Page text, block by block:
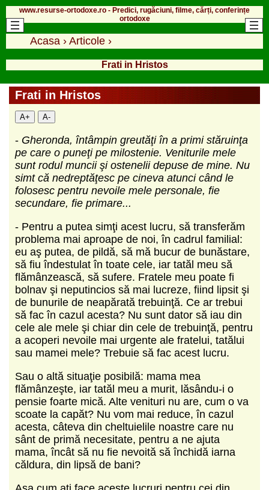
www.resurse-ortodoxe.ro - Predici, rugăciuni, filme, cărți, conferințe
ortodoxe
Acasa › Articole ›
Frati in Hristos
Frati in Hristos
A+ A-
- Gheronda, întâmpin greutăţi în a primi stăruinţa
pe care o puneţi pe milostenie. Veniturile mele
sunt rodul muncii şi ostenelii depuse de mine. Nu
simt că nedreptăţesc pe cineva atunci când le
folosesc pentru nevoile mele personale, fie
secundare, fie primare...
- Pentru a putea simţi acest lucru, să transferăm
problema mai aproape de noi, în cadrul familial:
eu aş putea, de pildă, să mă bucur de bunăstare,
să fiu îndestulat în toate cele, iar tatăl meu să
flămânzească, să sufere. Fratele meu poate fi
bolnav şi neputincios să mai lucreze, fiind lipsit şi
de bunurile de neapărată trebuinţă. Ce ar trebui
să fac în cazul acesta? Nu sunt dator să iau din
cele ale mele şi chiar din cele de trebuinţă, pentru
a acoperi nevoile mai urgente ale fratelui, tatălui
sau mamei mele? Trebuie să fac acest lucru.
Sau o altă situaţie posibilă: mama mea
flămânzeşte, iar tatăl meu a murit, lăsându-i o
pensie foarte mică. Alte venituri nu are, cum o va
scoate la capăt? Nu vom mai reduce, în cazul
acesta, câteva din cheltuielile noastre care nu
sânt de primă necesitate, pentru a ne ajuta
mama, încât să nu fie nevoită să închidă iarna
căldura, din lipsă de bani?